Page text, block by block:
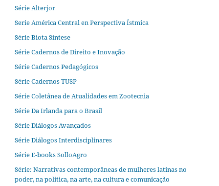
Série Alterjor
Serie América Central en Perspectiva Ístmica
Série Biota Síntese
Série Cadernos de Direito e Inovação
Série Cadernos Pedagógicos
Série Cadernos TUSP
Série Coletânea de Atualidades em Zootecnia
Série Da Irlanda para o Brasil
Série Diálogos Avançados
Série Diálogos Interdisciplinares
Série E-books SolloAgro
Série: Narrativas contemporâneas de mulheres latinas no
poder, na política, na arte, na cultura e comunicação